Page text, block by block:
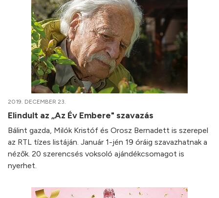
2019. DECEMBER 23.
Elindult az „Az Év Embere" szavazás
Bálint gazda, Milók Kristóf és Orosz Bernadett is szerepel
az RTL tízes listáján. Január 1-jén 19 óráig szavazhatnak a
nézők. 20 szerencsés voksoló ajándékcsomagot is
nyerhet.